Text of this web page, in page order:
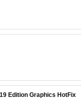
Edition Graphics HotFix